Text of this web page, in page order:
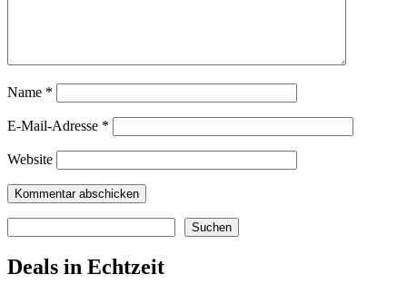
Name *
E-Mail-Adresse *
Website
Suchen
Deals in Echtzeit